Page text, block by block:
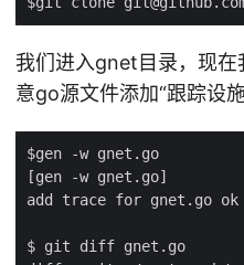
我们进入gnet目录，现
意go源文件添加“跟踪设施